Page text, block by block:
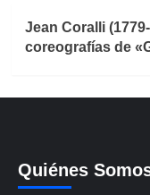
Jean Coralli
coreografías de
Quiénes